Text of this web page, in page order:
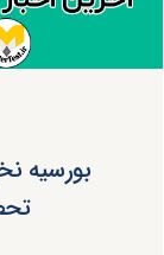
بورسیه